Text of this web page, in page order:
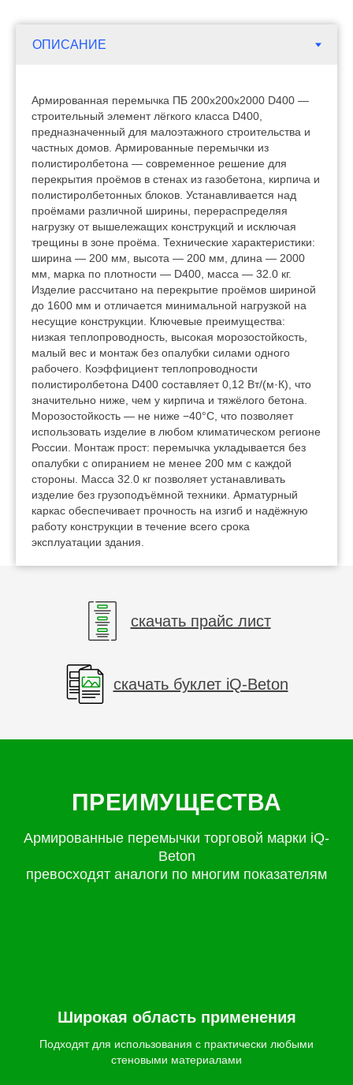
Армированная перемычка ПБ 200х200х2000 D400 —
строительный элемент лёгкого класса D400,
предназначенный для малоэтажного строительства и
частных домов. Армированные перемычки из
полистиролбетона — современное решение для
перекрытия проёмов в стенах из газобетона, кирпича и
полистиролбетонных блоков. Устанавливается над
проёмами различной ширины, перераспределяя
нагрузку от вышележащих конструкций и исключая
трещины в зоне проёма. Технические характеристики:
ширина — 200 мм, высота — 200 мм, длина — 2000
мм, марка по плотности — D400, масса — 32.0 кг.
Изделие рассчитано на перекрытие проёмов шириной
до 1600 мм и отличается минимальной нагрузкой на
несущие конструкции. Ключевые преимущества:
низкая теплопроводность, высокая морозостойкость,
малый вес и монтаж без опалубки силами одного
рабочего. Коэффициент теплопроводности
полистиролбетона D400 составляет 0,12 Вт/(м·К), что
значительно ниже, чем у кирпича и тяжёлого бетона.
Морозостойкость — не ниже −40°C, что позволяет
использовать изделие в любом климатическом регионе
России. Монтаж прост: перемычка укладывается без
опалубки с опиранием не менее 200 мм с каждой
стороны. Масса 32.0 кг позволяет устанавливать
изделие без грузоподъёмной техники. Арматурный
каркас обеспечивает прочность на изгиб и надёжную
работу конструкции в течение всего срока
эксплуатации здания.
скачать прайс лист
скачать буклет iQ-Beton
ПРЕИМУЩЕСТВА
Армированные перемычки торговой марки iQ-
Beton
превосходят аналоги по многим показателям
Широкая область применения
Подходят для использования с практически любыми
стеновыми материалами